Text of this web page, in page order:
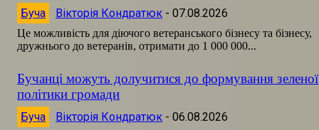
Буча Вікторія Кондратюк - 07.08.2026
Це можливість для діючого ветеранського бізнесу та бізнесу,
дружнього до ветеранів, отримати до 1 000 000...
Бучанці можуть долучитися до формування зеленої
політики громади
Буча Вікторія Кондратюк - 06.08.2026